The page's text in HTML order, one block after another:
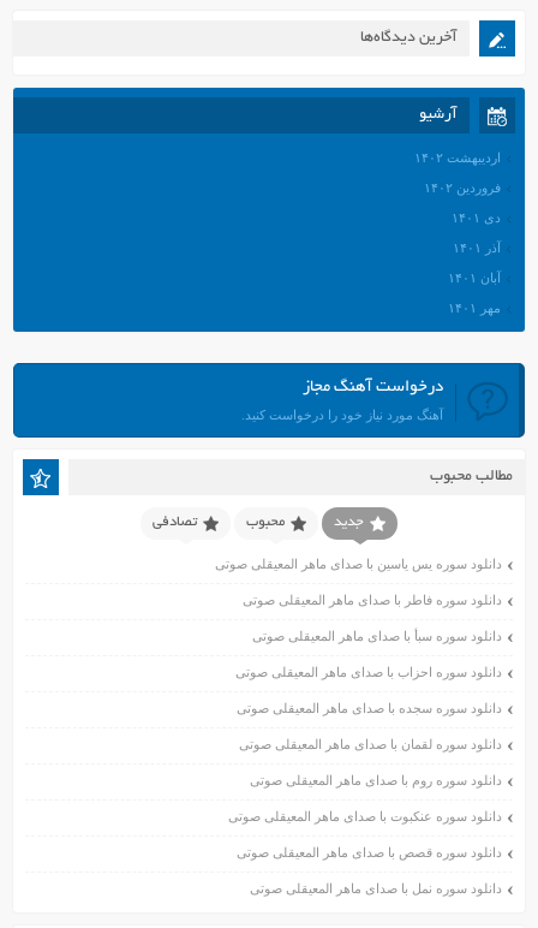
آخرین دیدگاه‌ها
آرشیو
اردیبهشت ۱۴۰۲
فروردین ۱۴۰۲
دی ۱۴۰۱
آذر ۱۴۰۱
آبان ۱۴۰۱
مهر ۱۴۰۱
مرداد ۱۴۰۱
تیر ۱۴۰۱
فروردین ۱۴۰۱
آذر ۱۴۰۰
آبان ۱۴۰۰
اسفند ۱۳۹۹
آبان ۱۳۹۹
مهر ۱۳۹۹
مرداد ۱۳۹۹
درخواست آهنگ مجاز
آهنگ مورد نیاز خود را درخواست کنید.
مطالب محبوب
جدید محبوب تصادفی
دانلود سوره یس یاسین با صدای ماهر المعیقلی صوتی
دانلود سوره فاطر با صدای ماهر المعیقلی صوتی
دانلود سوره سبأ با صدای ماهر المعیقلی صوتی
دانلود سوره احزاب با صدای ماهر المعیقلی صوتی
دانلود سوره سجده با صدای ماهر المعیقلی صوتی
دانلود سوره لقمان با صدای ماهر المعیقلی صوتی
دانلود سوره روم با صدای ماهر المعیقلی صوتی
دانلود سوره عنکبوت با صدای ماهر المعیقلی صوتی
دانلود سوره قصص با صدای ماهر المعیقلی صوتی
دانلود سوره نمل با صدای ماهر المعیقلی صوتی